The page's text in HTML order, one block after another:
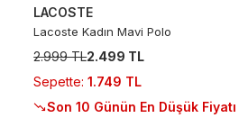
LACOSTE
Lacoste Kadın Mavi Polo
2.999 TL2.499 TL
Sepette: 1.749 TL
Son 10 Günün En Düşük Fiyatı